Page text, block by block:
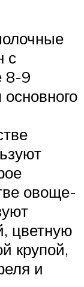
с
8-9
овоще-
цветную
крупой,
и